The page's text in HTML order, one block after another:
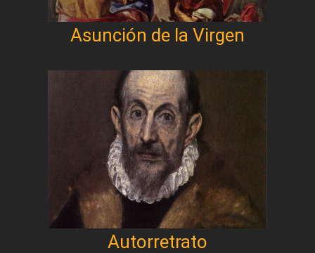
Asunción de la Virgen
Autorretrato